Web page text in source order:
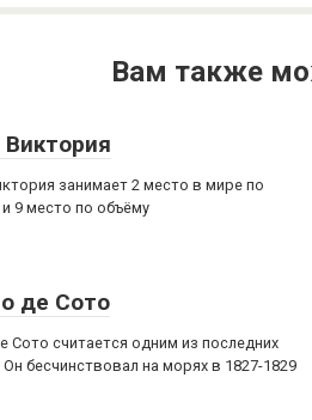
Вам также
Виктория
занимает 2 место в мире по
9 место по объёму
де Сото
Сото считается одним из последних
бесчинствовал на морях в 1827-1829